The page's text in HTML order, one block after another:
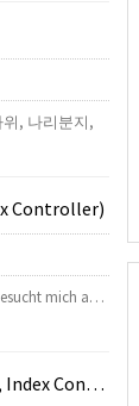
, 나리분지,
Controller)
mich a…
Controller)